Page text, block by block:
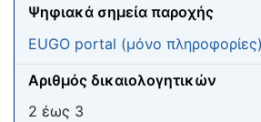
Ψηφιακά σημεία παροχής
EUGO portal (μόνο πληροφορίες)
Αριθμός δικαιολογητικών
2 έως 3